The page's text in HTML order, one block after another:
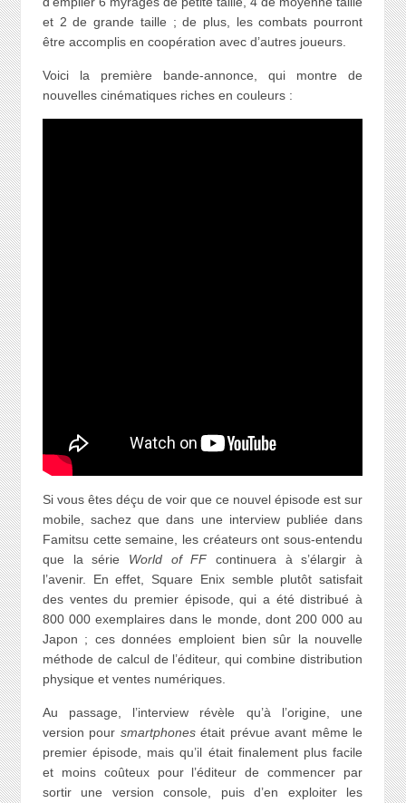
et 2 de grande taille ; de plus, les combats pourront
être accomplis en coopération avec d’autres joueurs.
Voici la première bande-annonce, qui montre de
nouvelles cinématiques riches en couleurs :
Si vous êtes déçu de voir que ce nouvel épisode est sur
mobile, sachez que dans une interview publiée dans
Famitsu cette semaine, les créateurs ont sous-entendu
que la série World of FF continuera à s’élargir à
l’avenir. En effet, Square Enix semble plutôt satisfait
des ventes du premier épisode, qui a été distribué à
800 000 exemplaires dans le monde, dont 200 000 au
Japon ; ces données emploient bien sûr la nouvelle
méthode de calcul de l’éditeur, qui combine distribution
physique et ventes numériques.
Au passage, l’interview révèle qu’à l’origine, une
version pour smartphonesétait prévue avant même le
premier épisode, mais qu’il était finalement plus facile
et moins coûteux pour l’éditeur de commencer par
sortir une version console, puis d’en exploiter les